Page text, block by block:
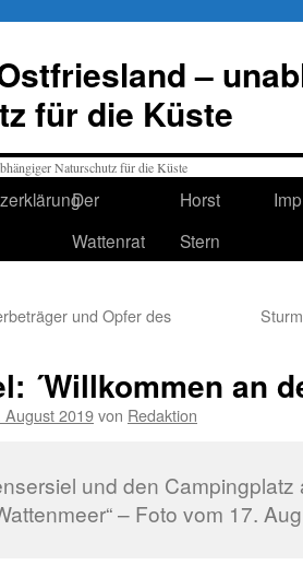
–
für die Küste
Der
Wattenrat
Horst
Stern
und Opfer des
´Willkommen an
August 2019von Redaktion
und den Campingplatz
– Foto vom 17.